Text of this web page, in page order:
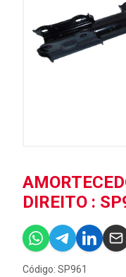
DIREITO :
Código: SP961